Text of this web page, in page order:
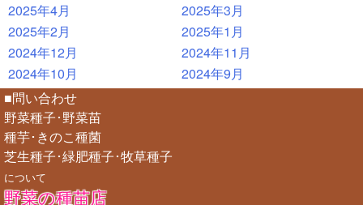
2025年4月
2025年3月
2025年2月
2025年1月
2024年12月
2024年11月
2024年10月
2024年9月
■問い合わせ
野菜種子･野菜苗
種芋･きのこ種菌
芝生種子･緑肥種子･牧草種子
について
野菜の種苗店